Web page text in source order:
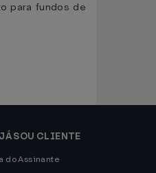
para fundos de
JÁ SOU CLIENTE
do Assinante